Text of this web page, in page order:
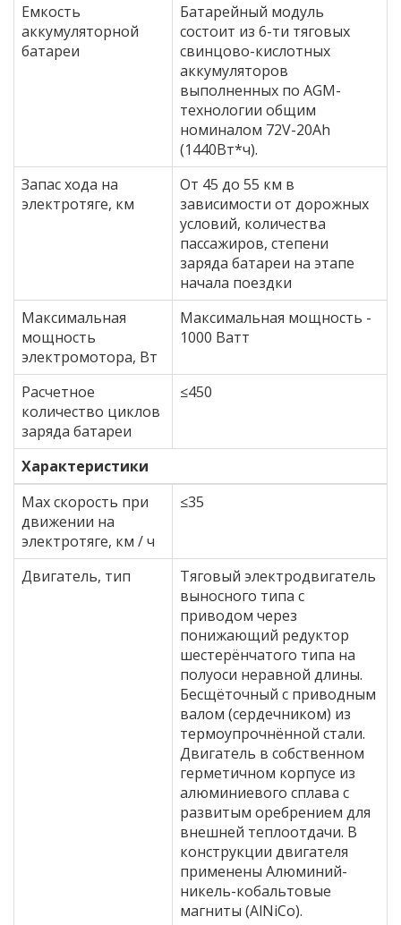
Емкость
аккумуляторной
батареи
Батарейный модуль
состоит из 6-ти тяговых
свинцово-кислотных
аккумуляторов
выполненных по AGM-
технологии общим
номиналом 72V-20Ah
(1440Вт*ч).
Запас хода на
электротяге, км
От 45 до 55 км в
зависимости от дорожных
условий, количества
пассажиров, степени
заряда батареи на этапе
начала поездки
Максимальная
мощность
электромотора, Вт
Максимальная мощность -
1000 Ватт
Расчетное
количество циклов
заряда батареи
≤450
Характеристики
Max скорость при
движении на
электротяге, км / ч
≤35
Двигатель, тип
Тяговый электродвигатель
выносного типа с
приводом через
понижающий редуктор
шестерёнчатого типа на
полуоси неравной длины.
Бесщёточный с приводным
валом (сердечником) из
термоупрочнённой стали.
Двигатель в собственном
герметичном корпусе из
алюминиевого сплава с
развитым оребрением для
внешней теплоотдачи. В
конструкции двигателя
применены Алюминий-
никель-кобальтовые
магниты (AlNiCo).